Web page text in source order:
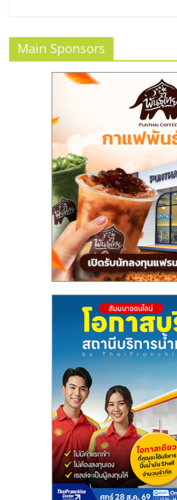
ไชส์,
ปรึกษา
แฟ
ไชส์,
รวม
แฟ
ไชส์
ขาย
แฟ
Main Sponsors